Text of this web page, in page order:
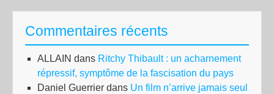
Commentaires récents
ALLAIN dans Ritchy Thibault : un acharnement
répressif, symptôme de la fascisation du pays
Daniel Guerrier dans Un film n’arrive jamais seul